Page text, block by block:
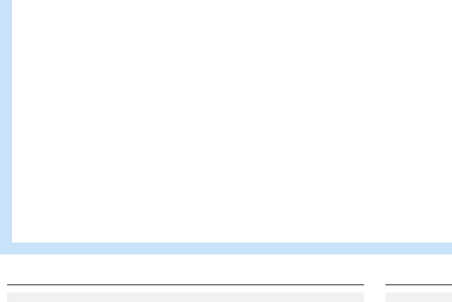
Queda prohibida la reproducción total o parcial del
autorizada constituye una infracción y un delito de